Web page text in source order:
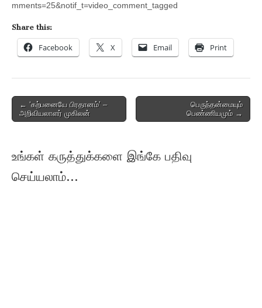
mments=25&notif_t=video_comment_tagged
Share this:
Facebook X Email Print
Post
navigation
← ‘கற்பனையே பிரதானம்’ –
அறிவியலாளர் முகிலன்
பெருந்தன்மையும்
பெண்ணியமும் →
உங்கள் கருத்துக்களை இங்கே பதிவு
செய்யலாம்...